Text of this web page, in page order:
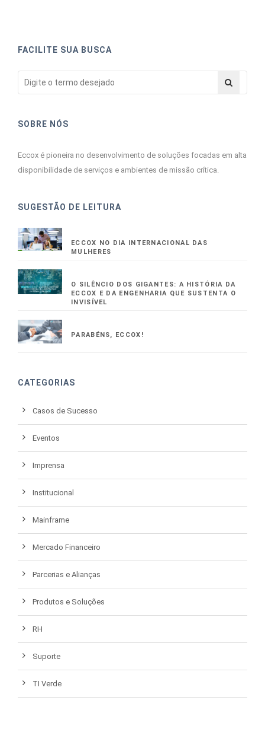
FACILITE SUA BUSCA
SOBRE NÓS
Eccox é pioneira no desenvolvimento de soluções focadas em alta
disponibilidade de serviços e ambientes de missão crítica.
SUGESTÃO DE LEITURA
ECCOX NO DIA INTERNACIONAL DAS
MULHERES
O SILÊNCIO DOS GIGANTES: A HISTÓRIA DA
ECCOX E DA ENGENHARIA QUE SUSTENTA O
INVISÍVEL
PARABÉNS, ECCOX!
CATEGORIAS
Casos de Sucesso
Eventos
Imprensa
Institucional
Mainframe
Mercado Financeiro
Parcerias e Alianças
Produtos e Soluções
RH
Suporte
TI Verde